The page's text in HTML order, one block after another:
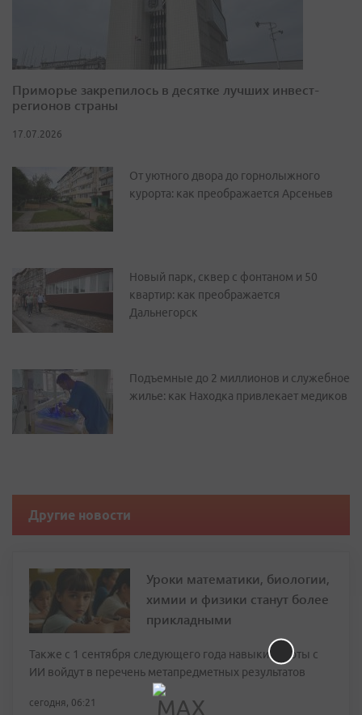
Приморье закрепилось в десятке лучших инвест-
регионов страны
17.07.2026
От уютного двора до горнолыжного
курорта: как преображается Арсеньев
Новый парк, сквер с фонтаном и 50
квартир: как преображается
Дальнегорск
Подъемные до 2 миллионов и служебное
жилье: как Находка привлекает медиков
Другие новости
Уроки математики, биологии,
химии и физики станут более
прикладными
Также с 1 сентября следующего года навыки работы с
ИИ войдут в перечень метапредметных результатов
сегодня, 06:21